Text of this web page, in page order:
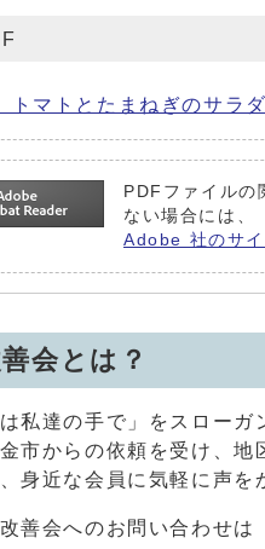
マトとたまねぎのサラ
PDFファイル
ない場合には、
Adobe 社のサ
会とは？
は私達の手で」をスロー
市からの依頼を受け、
身近な会員に気軽に声を
善会へのお問い合わせ